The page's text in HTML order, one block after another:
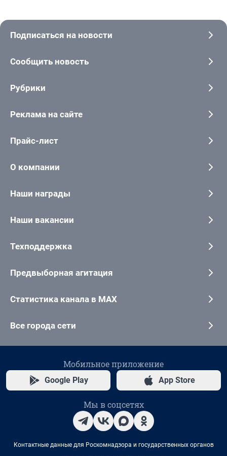
Подписаться на новости
Сообщить новость
Рубрики
Реклама на сайте
Прайс-лист
О компании
Наши награды
Наши вакансии
Техподдержка
Предвыборная агитация
Статистика канала в MAX
Все города сети
Мобильное приложение
Google Play App Store
Мы в соцсетях
Контактные данные для Роскомнадзора и государственных органов